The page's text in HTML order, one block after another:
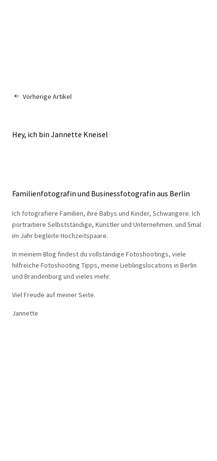
Vorherige Artikel
Hey, ich bin Jannette Kneisel
Familienfotografin und Businessfotografin aus Berlin
Ich fotografiere Familien, ihre Babys und Kinder, Schwangere. Ich
portraitiere Selbstständige, Künstler und Unternehmen. und 5mal
im Jahr begleite Hochzeitspaare.
In meinem Blog findest du vollständige Fotoshootings, viele
hilfreiche Fotoshooting Tipps, meine Lieblingslocations in Berlin
und Brandenburg und vieles mehr.
Viel Freude auf meiner Seite.
Jannette